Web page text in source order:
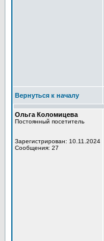
Вернуться к началу
Ольга Коломицева
Постоянный посетитель
Зарегистрирован: 10.11.2024
Сообщения: 27